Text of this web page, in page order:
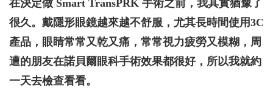
在決定做 Smart TransPRK 手術之前，我其實猶豫了
很久。戴隱形眼鏡越來越不舒服，尤其長時間使用3C
產品，眼睛常常又乾又痛，常常視力疲勞又模糊，周
遭的朋友在諾貝爾眼科手術效果都很好，所以我就約
一天去檢查看看。